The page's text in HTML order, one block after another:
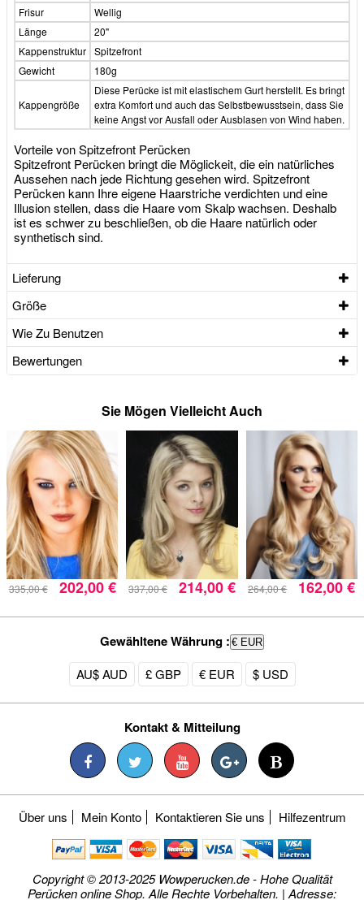
Frisur
Wellig
Länge
20"
Kappenstruktur Spitzefront
Gewicht
180g
Kappengröße
Diese Perücke ist mit elastischem Gurt herstellt. Es bringt
extra Komfort und auch das Selbstbewusstsein, dass Sie
keine Angst vor Ausfall oder Ausblasen von Wind haben.
Vorteile von Spitzefront Perücken
Spitzefront Perücken bringt die Möglickeit, die ein natürliches
Aussehen nach jede Richtung gesehen wird. Spitzefront
Perücken kann Ihre eigene Haarstriche verdichten und eine
Illusion stellen, dass die Haare vom Skalp wachsen. Deshalb
ist es schwer zu beschließen, ob die Haare natürlich oder
synthetisch sind.
Lieferung
Größe
Wie Zu Benutzen
Bewertungen
Sie Mögen Vielleicht Auch
335,00 € 202,00 € 337,00 € 214,00 € 264,00 € 162,00 €
Gewähltene Währung : € EUR
AU$ AUD £ GBP € EUR $ USD
Kontakt & Mitteilung
Über uns Mein Konto Kontaktieren Sie uns Hilfezentrum
Copyright © 2013-2025 Wowperucken.de - Hohe Qualität
Perücken online Shop. Alle Rechte Vorbehalten. | Adresse: